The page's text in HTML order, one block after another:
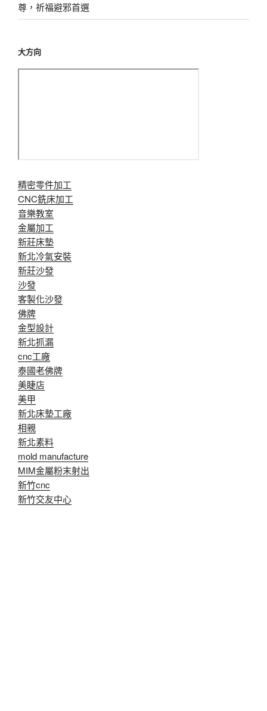
尊，祈福避邪首選
大方向
精密零件加工
CNC銑床加工
音樂教室
金屬加工
新莊床墊
新北冷氣安裝
新莊沙發
沙發
客製化沙發
佛牌
金型設計
新北抓漏
cnc工廠
泰國老佛牌
美睫店
美甲
新北床墊工廠
相親
新北素料
mold manufacture
MIM金屬粉末射出
新竹cnc
新竹交友中心